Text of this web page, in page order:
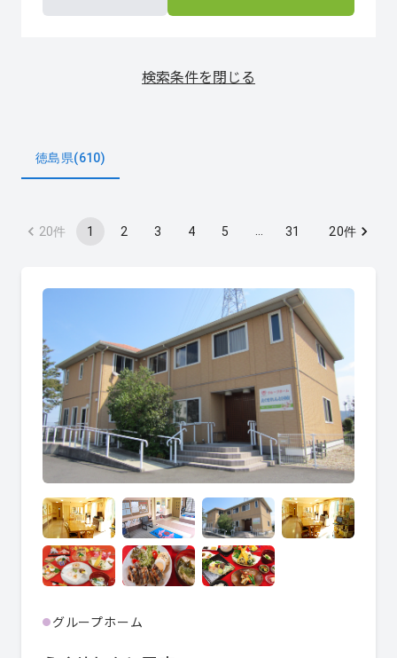
検索条件を閉じる
徳島県(610)
1 2 3 4 5 31
● グループホーム